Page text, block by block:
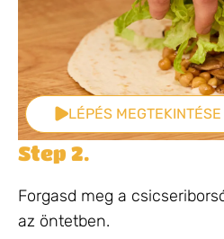
LÉPÉS MEGTEKINTÉSE
Step 2.
Forgasd meg a
az öntetben.